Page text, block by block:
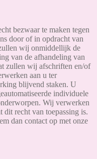
bezwaar te maken tegen
door of in opdracht van
wij onmiddellijk de
van de afhandeling van
zullen wij afschriften en/of
aan u ter
blijvend staken. U
individuele
Wij verwerken
dit recht van toepassing is.
dan contact op met onze